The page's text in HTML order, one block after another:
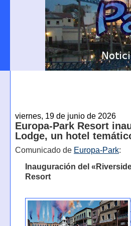
viernes, 19 de junio de 2026
Europa-Park Resort
Lodge, un hotel
Comunicado de Europa-Park:
Inauguración del
Resort